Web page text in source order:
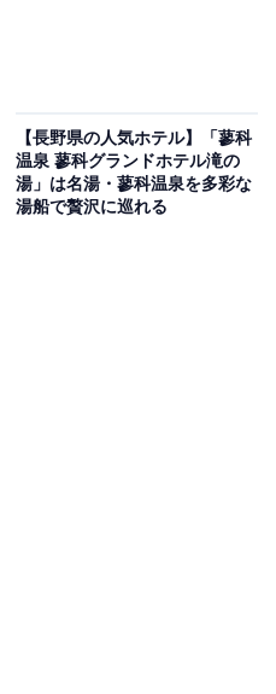
：
ンキングまで、毎日のお買いも
る情報をお届け。編集部員によ
に入らない情報も満載です。
...続きを読む
ービスの利用により、売上の一部が
ます。
然木造りにこだわった
【長野県の人気ホテル】「蓼科
温泉 蓼科グランドホテル滝の
湯」は名湯・蓼科温泉を多彩な
湯船で贅沢に巡れる